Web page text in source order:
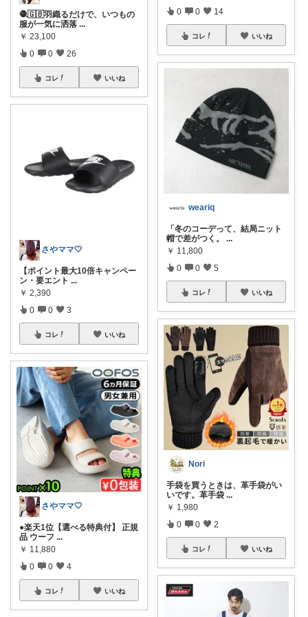
🧶🇬🇧羽織るだけで、いつもの
服が一気に洒落 ...
￥ 23,100
0 0 26
コレ いいね
さやママ🤍
【ポイント最大10倍キャンペー
ン・要エント ...
￥ 2,390
0 0 3
コレ いいね
さやママ🤍
●楽天1位【選べる特典付】 正規
品 ウーフ ...
￥ 11,880
0 0 4
コレ いいね
0 0 14
コレ いいね
weariq
「冬のコーデって、結局ニット
帽で差がつく。
...
￥ 11,800
0 0 5
コレ いいね
Nori
手袋を買うときは、革手袋がい
いです。革手袋 ...
￥ 1,980
0 0 2
コレ いいね